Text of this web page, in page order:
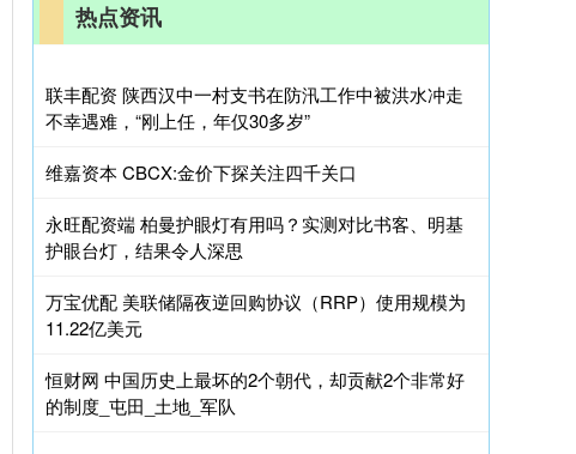
热点资讯
联丰配资 陕西汉中一村支书在防汛工作中被洪水冲走
不幸遇难，“刚上任，年仅30多岁”
维嘉资本 CBCX:金价下探关注四千关口
永旺配资端 柏曼护眼灯有用吗？实测对比书客、明基
护眼台灯，结果令人深思
万宝优配 美联储隔夜逆回购协议（RRP）使用规模为
11.22亿美元
恒财网 中国历史上最坏的2个朝代，却贡献2个非常好
的制度_屯田_土地_军队